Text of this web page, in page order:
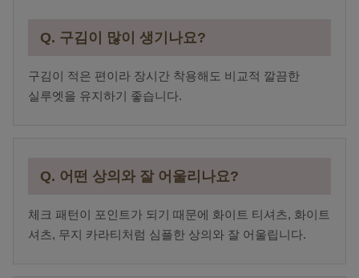
Q. 구김이 많이 생기나요?
구김이 적은 편이라 장시간 착용해도 비교적 깔끔한
실루엣을 유지하기 좋습니다.
Q. 어떤 상의와 잘 어울리나요?
체크 패턴이 포인트가 되기 때문에 화이트 티셔츠, 화이트
셔츠, 무지 카라티처럼 심플한 상의와 잘 어울립니다.